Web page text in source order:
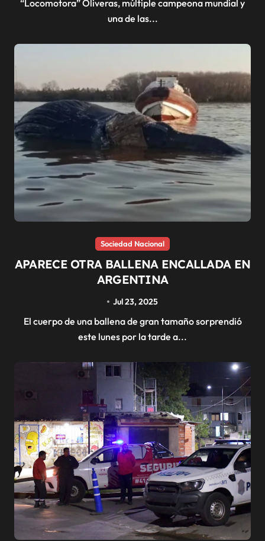
“Locomotora” Oliveras, múltiple campeona mundial y
una de las...
Sociedad Nacional
APARECE OTRA BALLENA ENCALLADA EN
ARGENTINA
Jul 23, 2025
El cuerpo de una ballena de gran tamaño sorprendió
este lunes por la tarde a...